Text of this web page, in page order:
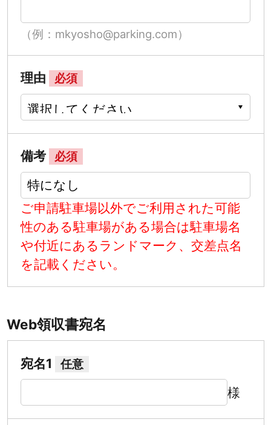
（例：mkyosho@parking.com）
理由 必須
備考 必須
ご申請駐車場以外でご利用された可能
性のある駐車場がある場合は駐車場名
や付近にあるランドマーク、交差点名
を記載ください。
Web領収書宛名
宛名1 任意
様